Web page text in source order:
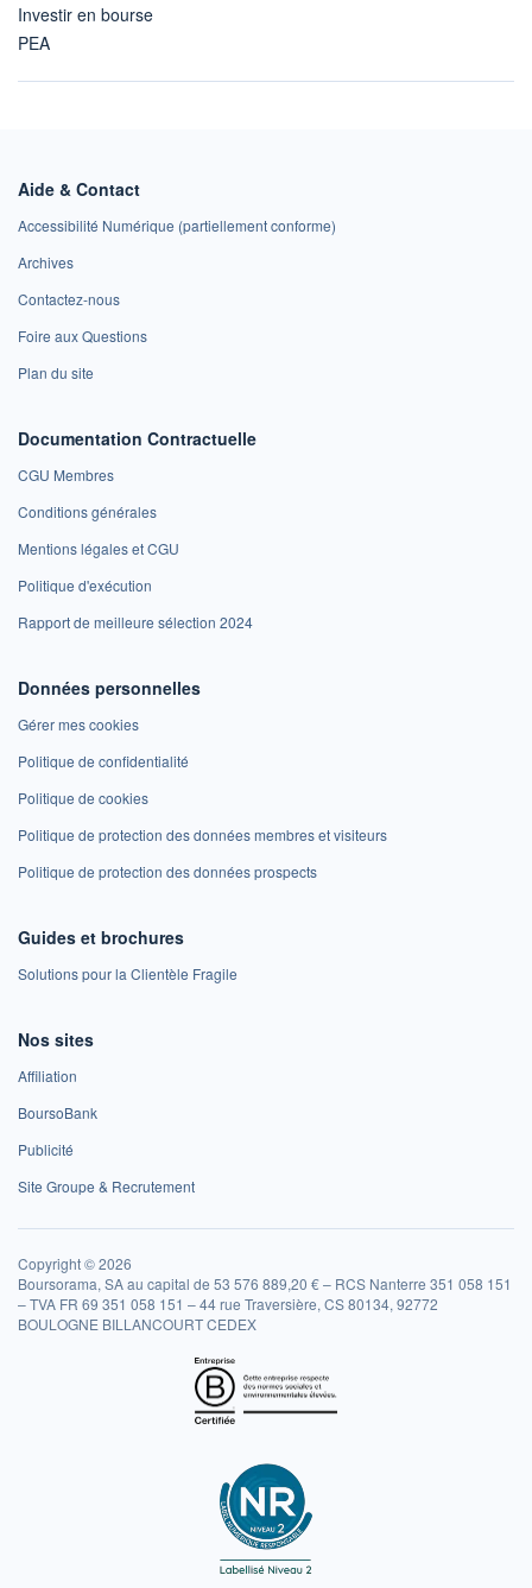
Investir en bourse
PEA
Aide & Contact
Accessibilité Numérique (partiellement conforme)
Archives
Contactez-nous
Foire aux Questions
Plan du site
Documentation Contractuelle
CGU Membres
Conditions générales
Mentions légales et CGU
Politique d'exécution
Rapport de meilleure sélection 2024
Données personnelles
Gérer mes cookies
Politique de confidentialité
Politique de cookies
Politique de protection des données membres et visiteurs
Politique de protection des données prospects
Guides et brochures
Solutions pour la Clientèle Fragile
Nos sites
Affiliation
BoursoBank
Publicité
Site Groupe & Recrutement
Copyright © 2026
Boursorama, SA au capital de 53 576 889,20 € – RCS Nanterre 351 058 151
– TVA FR 69 351 058 151 – 44 rue Traversière, CS 80134, 92772
BOULOGNE BILLANCOURT CEDEX